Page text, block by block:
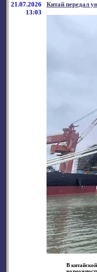
21.07.2026
13:03
Китай передал
В